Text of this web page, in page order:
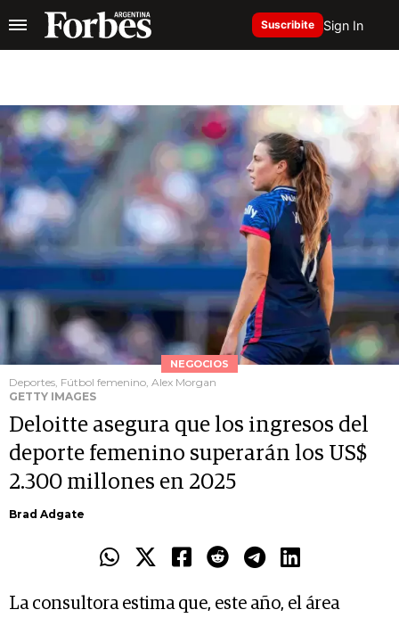
Suscribite Sign In
NEGOCIOS
Deportes, Fútbol femenino, Alex Morgan
GETTY IMAGES
Deloitte asegura que los ingresos del
deporte femenino superarán los US$
2.300 millones en 2025
Brad Adgate
La consultora estima que, este año, el área